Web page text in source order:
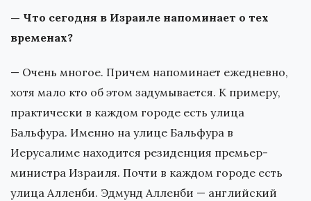
— Что сегодня в Израиле напоминает о тех
временах?
— Очень многое. Причем напоминает ежедневно,
хотя мало кто об этом задумывается. К примеру,
практически в каждом городе есть улица
Бальфура. Именно на улице Бальфура в
Иерусалиме находится резиденция премьер-
министра Израиля. Почти в каждом городе есть
улица Алленби. Эдмунд Алленби — английский